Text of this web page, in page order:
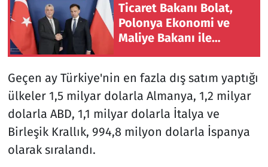
Ticaret Bakanı Bolat,
Polonya Ekonomi ve
Maliye Bakanı ile
Geçen ay Türkiye'nin en fazla dış satım yaptığı
ülkeler 1,5 milyar dolarla Almanya, 1,2 milyar
dolarla ABD, 1,1 milyar dolarla İtalya ve
Birleşik Krallık, 994,8 milyon dolarla İspanya
olarak sıralandı.